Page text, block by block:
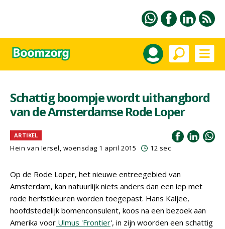
Schattig boompje wordt uithangbord
van de Amsterdamse Rode Loper
ARTIKEL
Hein van Iersel, woensdag 1 april 2015 12 sec
Op de Rode Loper, het nieuwe entreegebied van
Amsterdam, kan natuurlijk niets anders dan een iep met
rode herfstkleuren worden toegepast. Hans Kaljee,
hoofdstedelijk bomenconsulent, koos na een bezoek aan
Amerika voor Ulmus 'Frontier', in zijn woorden een schattig